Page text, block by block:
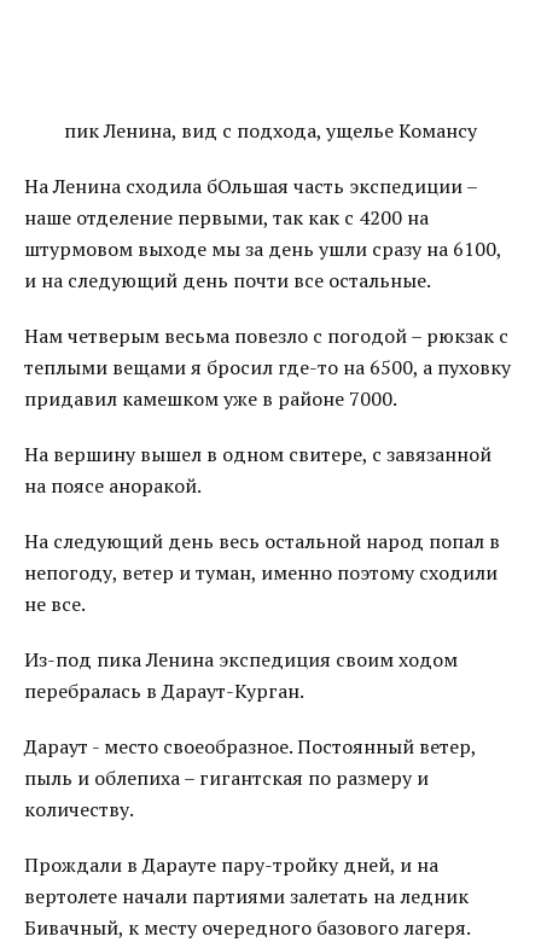
пик Ленина, вид с подхода, ущелье Комансу
На Ленина сходила бОльшая часть экспедиции –
наше отделение первыми, так как с 4200 на
штурмовом выходе мы за день ушли сразу на 6100,
и на следующий день почти все остальные.
Нам четверым весьма повезло с погодой – рюкзак с
теплыми вещами я бросил где-то на 6500, а пуховку
придавил камешком уже в районе 7000.
На вершину вышел в одном свитере, с завязанной
на поясе аноракой.
На следующий день весь остальной народ попал в
непогоду, ветер и туман, именно поэтому сходили
не все.
Из-под пика Ленина экспедиция своим ходом
перебралась в Дараут-Курган.
Дараут - место своеобразное. Постоянный ветер,
пыль и облепиха – гигантская по размеру и
количеству.
Прождали в Дарауте пару-тройку дней, и на
вертолете начали партиями залетать на ледник
Бивачный, к месту очередного базового лагеря.